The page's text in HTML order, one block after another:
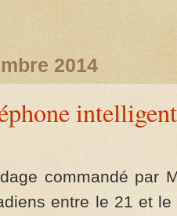
2014
commandé par
entre le 21 et